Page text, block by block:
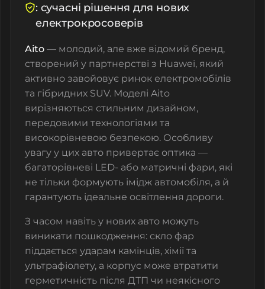
: сучасні рішення для нових
електрокросоверів
Aito — молодий, але вже відомий бренд,
створений у партнерстві з Huawei, який
активно завойовує ринок електромобілів
та гібридних SUV. Моделі Aito
вирізняються стильним дизайном,
передовими технологіями та
високорівневою безпекою. Особливу
увагу у цих авто привертає оптика —
багаторівневі LED- або матричні фари, які
не тільки формують імідж автомобіля, а й
гарантують ідеальне освітлення дороги.
З часом навіть у нових авто можуть
виникати пошкодження: скло фар
піддається ударам камінців, хімії та
ультрафіолету, а корпус може втратити
герметичність після ДТП чи неякісного